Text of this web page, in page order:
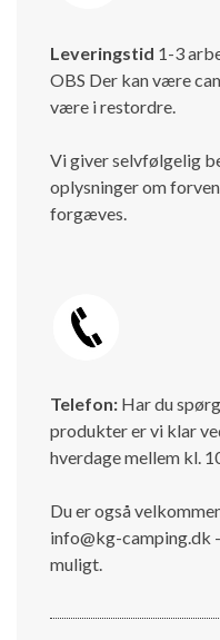
Leveringstid 1-3
OBS Der kan være
være i restordre.
Vi giver selvfølgelig
oplysninger om
forgæves.
Telefon: Har du
produkter er vi klar
hverdage mellem kl.
Du er også
info@kg-camping.dk
muligt.